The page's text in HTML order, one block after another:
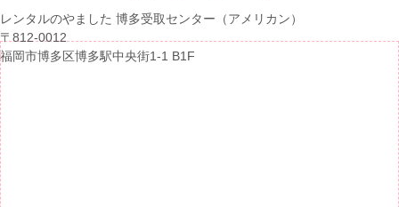
レンタルのやました 博多受取センター（アメリカン）
〒812-0012
福岡市博多区博多駅中央街1-1 B1F